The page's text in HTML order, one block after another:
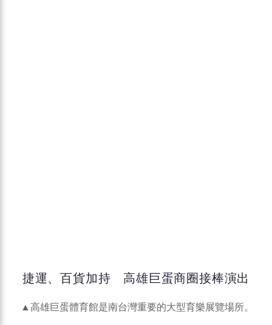
捷運、百貨加持 高雄巨蛋商圈接棒演出
▲高雄巨蛋體育館是南台灣重要的大型育樂展覽場所。